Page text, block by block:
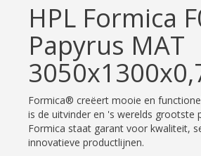
HPL Formica
Papyrus MAT
Formica® creëert mooie en
is de uitvinder en 's werelds grootste
Formica staat garant voor kwaliteit,
innovatieve productlijnen.